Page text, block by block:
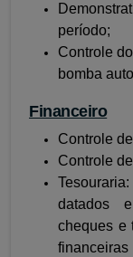
período;
Controle
bomba
Financeiro
Controle
Controle
datados
cheques e